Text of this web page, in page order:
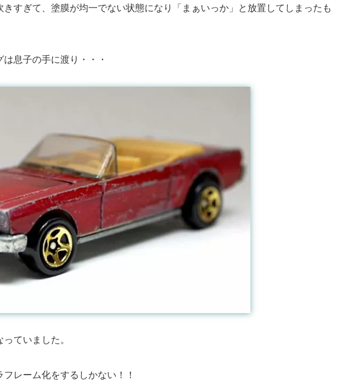
きすぎて、塗膜が均一でない状態になり「まぁいっか」と放置してしまったも
息子の手に渡り・・・
ていました。
レーム化をするしかない！！